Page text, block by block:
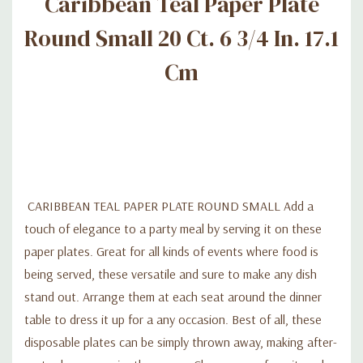
PLATO DE PAPEL CARIBE TEAL REDONDO PEQUEÑO Agregue
un toque de elegancia a una comida de fiesta sirviéndolo en
estos platos de papel. Ideal para todo tipo de eventos donde
la fiesta sea más fácil que nunca. Elija su color favorito para una
fiesta, despedida de soltera, fiesta de cumpleaños u otra
ocasión especial. Coordine este mantel desechable con otros
artículos de fiesta o mezcle con cualquier otro artículo de fiesta
de color sólido para personalizar el estilo de su fiesta.
DESCRIPCIÓN: Desechable.
Round Small 20 Ct. 6 3/4 In. 17.1
Cm
CARIBBEAN TEAL PAPER PLATE ROUND SMALL Add a
touch of elegance to a party meal by serving it on these
paper plates. Great for all kinds of events where food is
being served, these versatile and sure to make any dish
stand out. Arrange them at each seat around the dinner
table to dress it up for a any occasion. Best of all, these
disposable plates can be simply thrown away, making after-